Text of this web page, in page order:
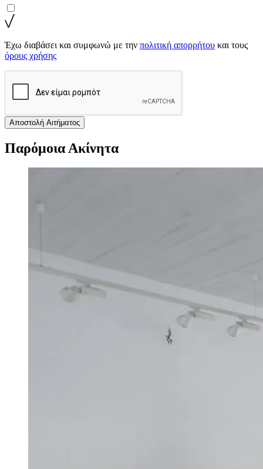
Έχω διαβάσει και συμφωνώ με την πολιτική απορρήτου και τους
όρους χρήσης
Αποστολή Αιτήματος
Παρόμοια Ακίνητα